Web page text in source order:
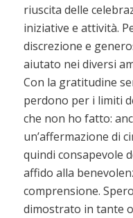
riuscita delle
iniziative e attività.
discrezione e
aiutato nei diversi
Con la gratitudine
perdono per i limiti
che non ho fatto:
un’affermazione di
quindi consapevole
affido alla
comprensione.
dimostrato in tante